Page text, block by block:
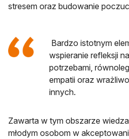
stresem oraz budowanie
Bardzo istotnym
wspieranie refleksji
potrzebami,
empatii oraz
innych.
Zawarta w tym obszarze
młodym osobom w